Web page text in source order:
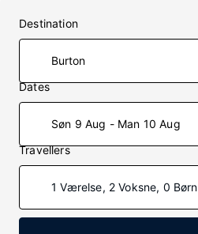
Destination
Dates
Søn 9 Aug - Man 10 Aug
Travellers
1 Værelse, 2 Voksne, 0 Børn